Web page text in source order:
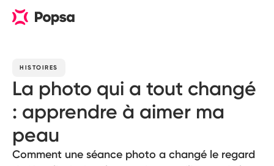
HISTOIRES
La photo qui a tout changé
: apprendre à aimer ma
peau
Comment une séance photo a changé le regard